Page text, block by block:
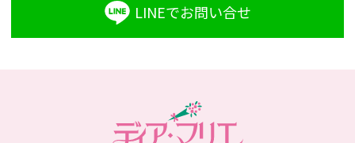
LINEでお問い合せ